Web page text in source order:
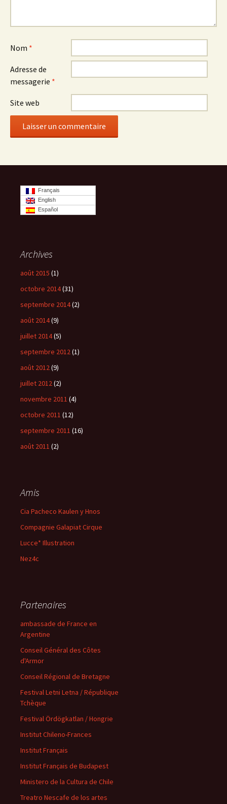
Nom *
Adresse de
messagerie *
Site web
Français
English
Español
Archives
août 2015 (1)
octobre 2014(31)
septembre 2014(2)
août 2014(9)
juillet 2014(5)
septembre 2012(1)
août 2012(9)
juillet 2012(2)
novembre 2011 (4)
octobre 2011 (12)
septembre 2011 (16)
août 2011 (2)
Amis
Cia Pacheco Kaulen y Hnos
Compagnie Galapiat Cirque
Lucce* Illustration
Nez4c
Partenaires
ambassade de France en
Argentine
Conseil Général des Côtes
d'Armor
Conseil Régional de Bretagne
Festival Letni Letna / République
Tchèque
Festival Ördögkatlan / Hongrie
Institut Chileno-Frances
Institut Français
Institut Français de Budapest
Ministero de la Cultura de Chile
Treatro Nescafe de los artes